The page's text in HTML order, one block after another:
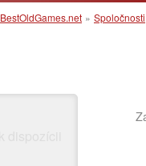
BestOldGames.net » Spoločnosti